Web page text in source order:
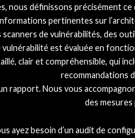
nous définissons précisément
pertinentes sur
de vulnérabilités, des
vulnérabilité est évaluée en
clair et compréhensible, qui
recommandations
rapport. Nous vous
des mesures
ayez besoin d’un audit de